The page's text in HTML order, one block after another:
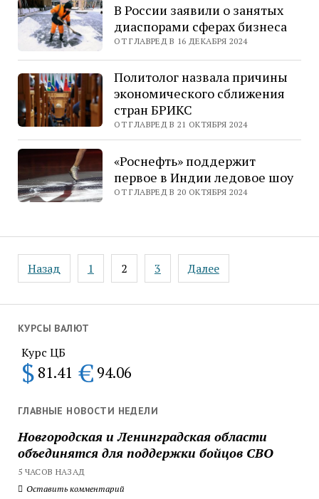
КУРСЫ ВАЛЮТ
Курс ЦБ
$ 81.41 € 94.06
ГЛАВНЫЕ НОВОСТИ НЕДЕЛИ
Новгородская и Ленинградская области
объединятся для поддержки бойцов СВО
5 ЧАСОВ НАЗАД
Оставить комментарий
В России заявили о занятых
диаспорами сферах бизнеса
ОТ ГЛАВРЕД В 16 ДЕКАБРЯ 2024
Политолог назвала причины
экономического сближения
стран БРИКС
ОТ ГЛАВРЕД В 21 ОКТЯБРЯ 2024
«Роснефть» поддержит
первое в Индии ледовое шоу
ОТ ГЛАВРЕД В 20 ОКТЯБРЯ 2024
Пагинация
записей
Назад 1 2 3 Далее